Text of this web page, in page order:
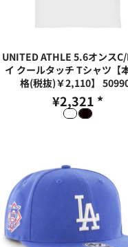
UNITED ATHLE 5.6オンス
イ クールタッチ Tシャツ【
格(税抜)￥2,110】
¥2,321 *